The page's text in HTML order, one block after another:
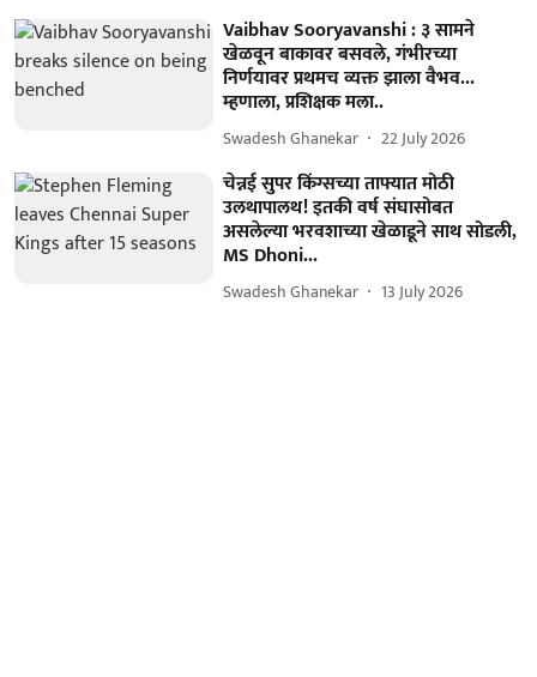
Vaibhav Sooryavanshi : ३ सामने
खेळवून बाकावर बसवले, गंभीरच्या
निर्णयावर प्रथमच व्यक्त झाला वैभव...
म्हणाला, प्रशिक्षक मला..
Swadesh Ghanekar 22 July 2026
चेन्नई सुपर किंग्सच्या ताफ्यात मोठी
उलथापालथ! इतकी वर्ष संघासोबत
असलेल्या भरवशाच्या खेळाडूने साथ सोडली,
MS Dhoni...
Swadesh Ghanekar 13 July 2026